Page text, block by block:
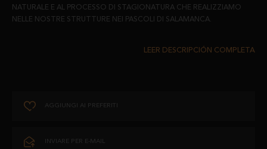
NATURALE E AL PROCESSO DI STAGIONATURA CHE REALIZZIAMO
NELLE NOSTRE STRUTTURE NEI PASCOLI DI SALAMANCA.
UN PRODOTTO DALLA CONSISTENZA VELLUTATA, DAL COLORE
AGGIUNGI AI PREFERITI
INVIARE PER E-MAIL